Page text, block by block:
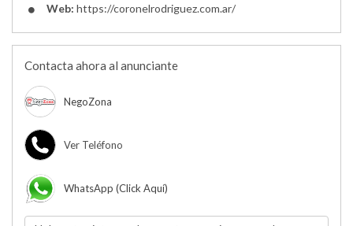
Web: https://coronelrodriguez.com.ar/
Contacta ahora al anunciante
NegoZona
Ver Teléfono
WhatsApp (click Aquí)